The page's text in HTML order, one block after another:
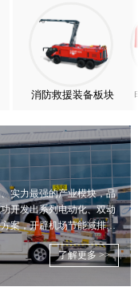
年！
亚太市场订单高速突破，威海广泰海外业务稳步进阶
扬帆出海，聚力同行｜广大航服开启国际化新征程
消防救援装备板块
实力最强的产业模块，品
开发出系列电动化、双动
案，开辟机场节能减排新
了解更多 >>